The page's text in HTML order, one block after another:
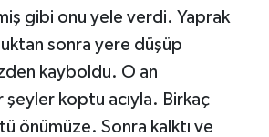
gibi onu yele verdi. Yaprak
sonra yere düşüp
kayboldu. O an
koptu acıyla. Birkaç
önümüze. Sonra kalktı ve